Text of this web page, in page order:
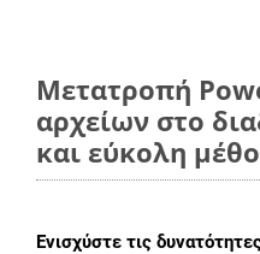
Μετατροπή
αρχείων στο
και εύκολη
Ενισχύστε τις